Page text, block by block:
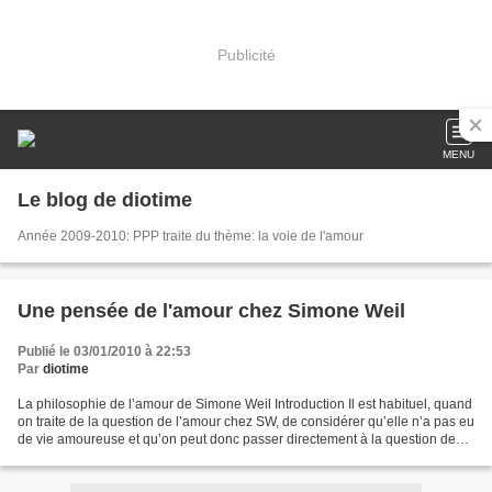
Publicité
MENU
Le blog de diotime
Année 2009-2010: PPP traite du thème: la voie de l'amour
Une pensée de l'amour chez Simone Weil
Publié le 03/01/2010 à 22:53
Par diotime
La philosophie de l’amour de Simone Weil Introduction Il est habituel, quand
on traite de la question de l’amour chez SW, de considérer qu’elle n’a pas eu
de vie amoureuse et qu’on peut donc passer directement à la question de